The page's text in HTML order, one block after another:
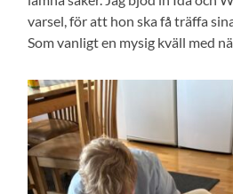
varsel, för att hon ska få träffa
Som vanligt en mysig kväll med